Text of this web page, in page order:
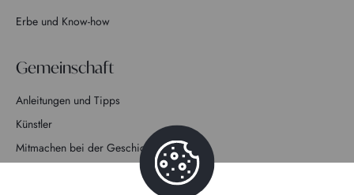
Erbe und Know-how
Gemeinschaft
Anleitungen und Tipps
Künstler
Mitmachen bei der Geschichte